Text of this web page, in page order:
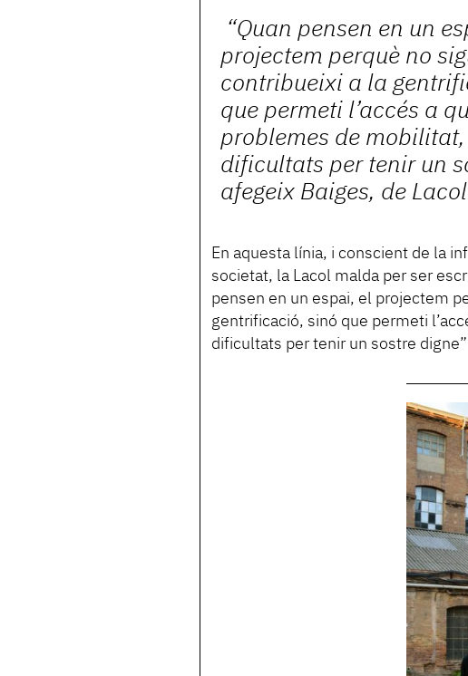
“Quan pensen en un
projectem perquè no
contribueixi a la
que permeti l’accés a
problemes de mobilitat,
dificultats per tenir un
afegeix Baiges, de Lacol
En aquesta línia, i conscient de la
societat, la Lacol malda per ser
pensen en un espai, el projectem
gentrificació, sinó que permeti
dificultats per tenir un sostre